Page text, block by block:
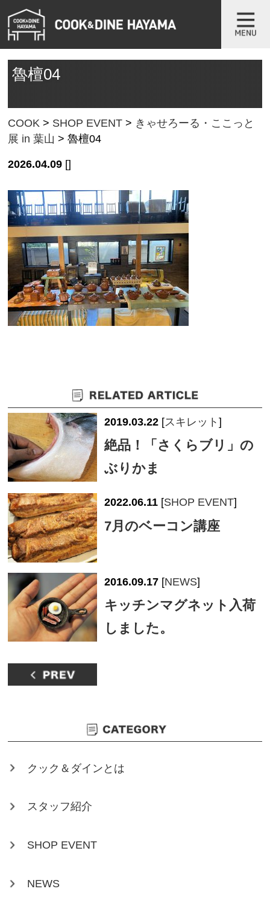
魯檀04
COOK > SHOP EVENT > きゃせろーる・ここっと
展 in 葉山 >魯檀04
2026.04.09 []
2019.03.22 [スキレット]
絶品！「さくらブリ」の
ぶりかま
2022.06.11 [SHOP EVENT]
7月のベーコン講座
2016.09.17 [NEWS]
キッチンマグネット入荷
しました。
クック＆ダインとは
スタッフ紹介
SHOP EVENT
NEWS